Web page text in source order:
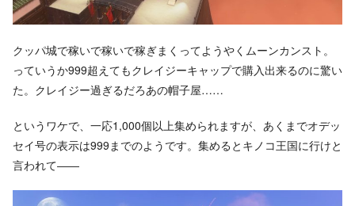
クッパ城で稼いで稼いで稼ぎまくってようやくムーンカンスト。
っていうか999超えてもクレイジーキャップで購入出来るのに驚い
た。クレイジー過ぎるだろあの帽子屋……
というワケで、一応1,000個以上集められますが、あくまでオデッ
セイ号の表示は999までのようです。集めるとキノコ王国に行けと
言われて――